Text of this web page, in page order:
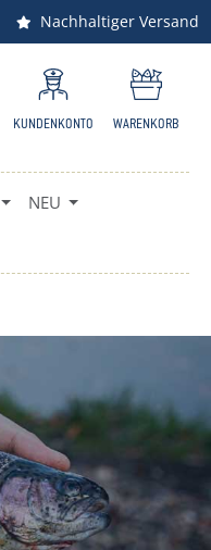
Nachhaltiger Versand
KUNDENKONTO WARENKORB
NEU